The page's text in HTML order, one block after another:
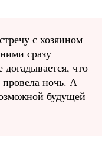
с хозяином
сразу
что
провела ночь. А
будущей